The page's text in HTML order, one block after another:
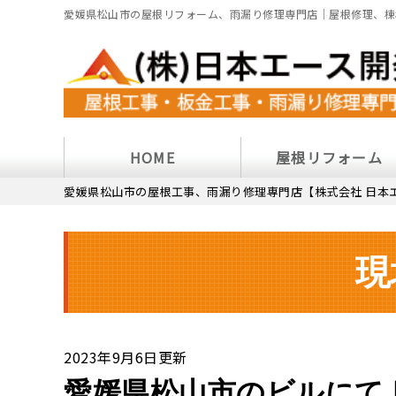
愛媛県松山市の屋根リフォーム、雨漏り修理専門店｜屋根修理、
HOME 屋根リフォーム
愛媛県松山市の屋根工事、雨漏り修理専門店【株式会社 日本
2023年9月6日更新